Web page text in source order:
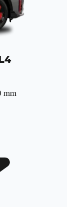
mm